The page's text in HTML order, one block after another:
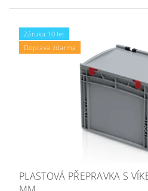
Záruka 10 let
Doprava zdarma
PLASTOVÁ PŘEPRAVKA S